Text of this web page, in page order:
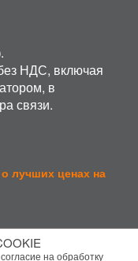
.
НДС, включая
в
связи.
лучших ценах на
на обработку